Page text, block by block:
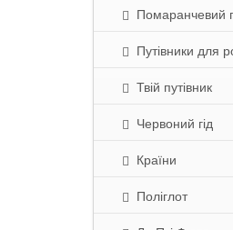
Помаранчевий
Путівники для
Твій путівник
Червоний гід
Країни
Поліглот